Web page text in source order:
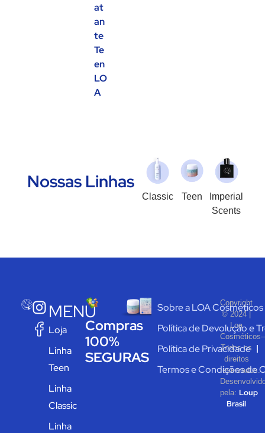
at
an
te
Te
en
LO
A
Nossas Linhas
Classic Teen
Imperial
Scents
MENU
Loja
Linha
Teen
Linha
Classic
Linha
Compras
100%
SEGURAS
Sobre a LOA Cosméticos
Política de Devolução e
Política de Privacidade
Termos e Condições de
Copyright
© 2024 |
Loa
Cosméticos–
Todos os
direitos
reservados.
pela: Loup
Brasil